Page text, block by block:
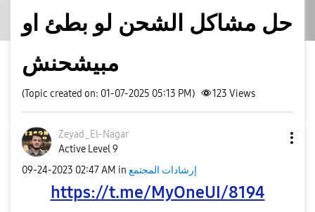
حل مشاكل الشحن لو بطئ او
مبيشحنش
(Topic created on: 01-07-2025 05:13 PM) 123 Views
Zeyad_El-Nagar
Active Level 9
‎09-24-2023 02:47 AM in إرشادات المجتمع
https://t.me/MyOneUI/8194